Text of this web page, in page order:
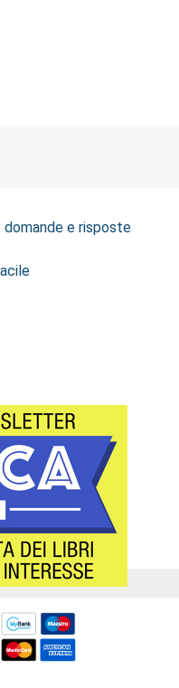
e risposte